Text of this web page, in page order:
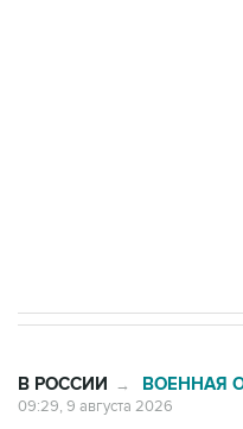
В РОССИИ → ВОЕННАЯ
09:29, 9 августа 2026